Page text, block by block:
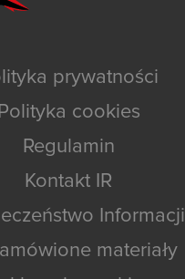
prywatności
Polityka cookies
Regulamin
Kontakt IR
Informacji
materiały